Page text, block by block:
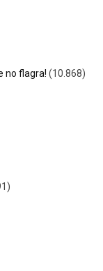
no flagra! (10.868)